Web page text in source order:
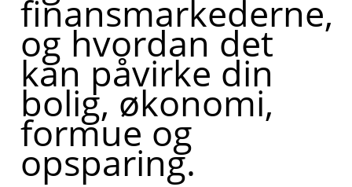
finansmarkederne,
og hvordan det
kan påvirke din
bolig, økonomi,
formue og
opsparing.